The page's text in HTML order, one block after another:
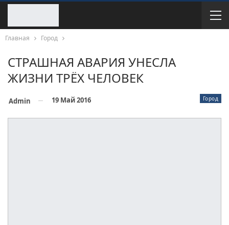
Главная Город
СТРАШНАЯ АВАРИЯ УНЕСЛА
ЖИЗНИ ТРЁХ ЧЕЛОВЕК
Город
Admin 19 Май 2016